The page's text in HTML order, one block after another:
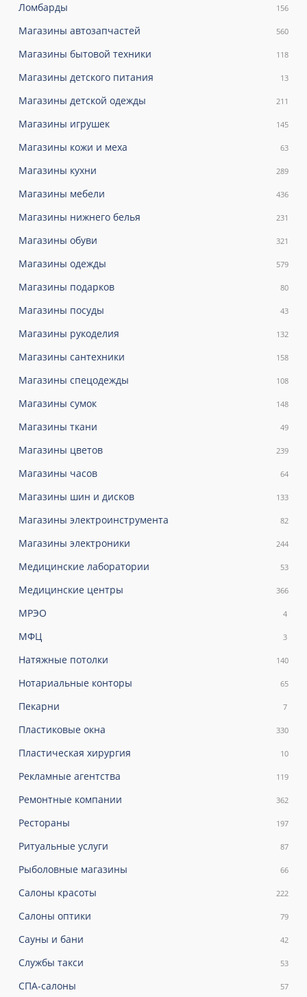
Ломбарды 156
Магазины автозапчастей 560
Магазины бытовой техники 118
Магазины детского питания 13
Магазины детской одежды 211
Магазины игрушек 145
Магазины кожи и меха 63
Магазины кухни 289
Магазины мебели 436
Магазины нижнего белья 231
Магазины обуви 321
Магазины одежды 579
Магазины подарков 80
Магазины посуды 43
Магазины рукоделия 132
Магазины сантехники 158
Магазины спецодежды 108
Магазины сумок 148
Магазины ткани 49
Магазины цветов 239
Магазины часов 64
Магазины шин и дисков 133
Магазины электроинструмента 82
Магазины электроники 244
Медицинские лаборатории 53
Медицинские центры 366
МРЭО 4
МФЦ 3
Натяжные потолки 140
Нотариальные конторы 65
Пекарни 7
Пластиковые окна 330
Пластическая хирургия 10
Рекламные агентства 119
Ремонтные компании 362
Рестораны 197
Ритуальные услуги 87
Рыболовные магазины 66
Салоны красоты 222
Салоны оптики 79
Сауны и бани 42
Службы такси 53
СПА-салоны 57